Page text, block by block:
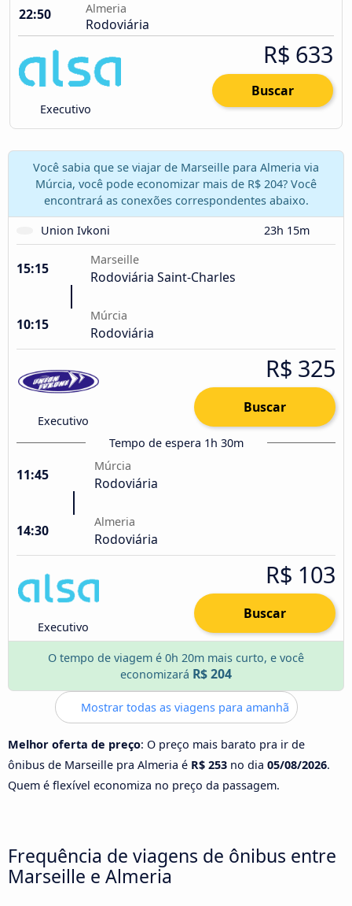
22:50
Almeria
Rodoviária
Executivo
R$ 633
Buscar
Você sabia que se viajar de Marseille para Almeria via
Múrcia, você pode economizar mais de R$ 204? Você
encontrará as conexões correspondentes abaixo.
Union Ivkoni
23h 15m
15:15
Marseille
Rodoviária Saint-Charles
10:15
Múrcia
Rodoviária
Executivo
R$ 325
Buscar
Tempo de espera 1h 30m
11:45
Múrcia
Rodoviária
14:30
Almeria
Rodoviária
Executivo
R$ 103
Buscar
O tempo de viagem é 0h 20m mais curto, e você
economizará R$ 204
Mostrar todas as viagens para amanhã
Melhor oferta de preço: O preço mais barato pra ir de
ônibus de Marseille pra Almeria é R$ 253 no dia 05/08/2026.
Quem é flexível economiza no preço da passagem.
Frequência de viagens de ônibus entre
Marseille e Almeria